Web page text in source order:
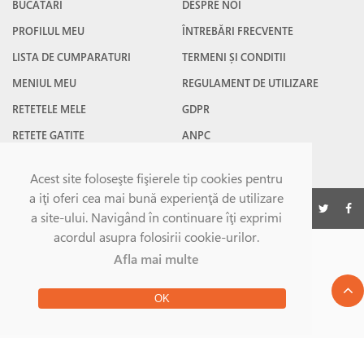
Acest site foloseşte fişierele tip cookies pentru
a iţi oferi cea mai bună experienţă de utilizare
a site-ului. Navigând în continuare îţi exprimi
acordul asupra folosirii cookie-urilor.
Afla mai multe
OK
BUCATARI
PROFILUL MEU
LISTA DE CUMPARATURI
MENIUL MEU
RETETELE MELE
RETETE GATITE
DESPRE NOI
ÎNTREBĂRI FRECVENTE
TERMENI ȘI CONDITII
REGULAMENT DE UTILIZARE
GDPR
ANPC
©Gatesc.ro 2026